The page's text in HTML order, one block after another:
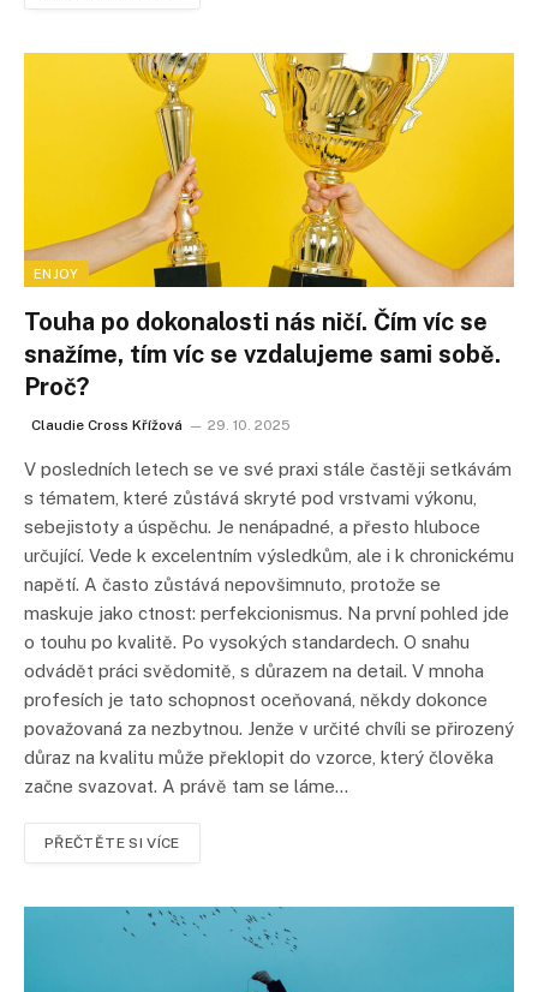
ENJOY
Touha po dokonalosti nás ničí. Čím víc se
snažíme, tím víc se vzdalujeme sami sobě.
Proč?
Claudie Cross Křížová 29. 10. 2025
V posledních letech se ve své praxi stále častěji setkávám
s tématem, které zůstává skryté pod vrstvami výkonu,
sebejistoty a úspěchu. Je nenápadné, a přesto hluboce
určující. Vede k excelentním výsledkům, ale i k chronickému
napětí. A často zůstává nepovšimnuto, protože se
maskuje jako ctnost: perfekcionismus. Na první pohled jde
o touhu po kvalitě. Po vysokých standardech. O snahu
odvádět práci svědomitě, s důrazem na detail. V mnoha
profesích je tato schopnost oceňovaná, někdy dokonce
považovaná za nezbytnou. Jenže v určité chvíli se přirozený
důraz na kvalitu může překlopit do vzorce, který člověka
začne svazovat. A právě tam se láme…
PŘEČTĚTE SI VÍCE